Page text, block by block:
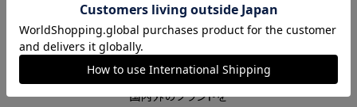
富山の中心エリアで現在7店舗の
セレクトショップを展開
国内外のブランドを